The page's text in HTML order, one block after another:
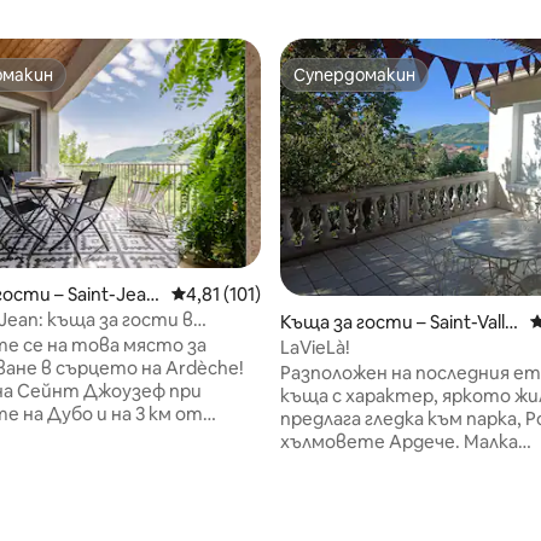
5, 375 отзива
– Saint-Jean
Средна оценка: 4,81 от 5, 101 отзива
4,81 (101)
Jean: къща за гости в
Ардеш
се на това място за
в сърцето на Ardèche!
Сейнт Джоузеф при
на Дубо и на 3 км от
Супердомакин
Супердомакин
Къща за гости – Saint-Vallie
rLaVieLà!
Разположен на последния
къща с характер, яркото
предлага гледка към парка,
хълмовете Ардече. Малка